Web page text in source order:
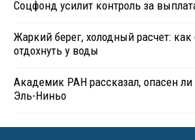
Соцфонд усилит контроль за
Жаркий берег, холодный расчет: как
отдохнуть у воды
Академик РАН рассказал, опасен
Эль-Ниньо